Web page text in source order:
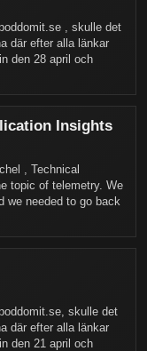
, skulle det
där efter alla länkar
den 28 april och
Insights
, Technical
topic of telemetry. We
we needed to go back
skulle det
där efter alla länkar
den 21 april och